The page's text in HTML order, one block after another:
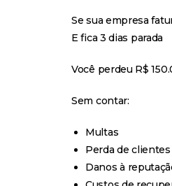
Se sua empresa
E fica 3 dias parada
Você perdeu R$
Sem contar:
Multas
Perda de clientes
Danos à